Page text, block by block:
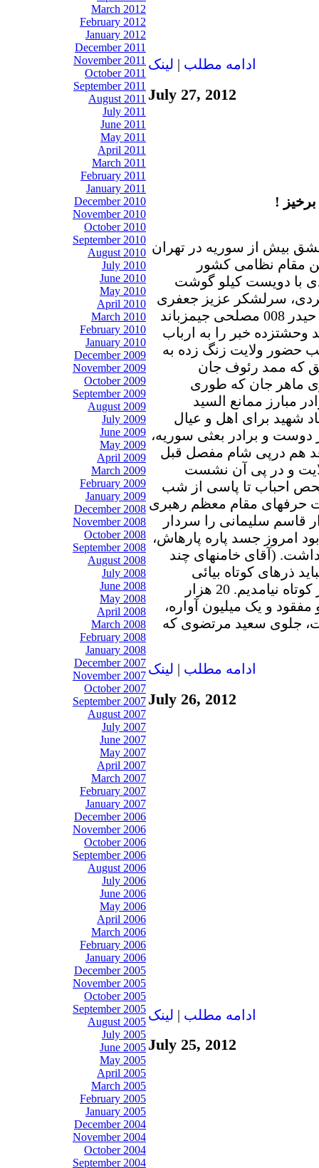
March 2012
February 2012
January 2012
December 2011
November 2011
October 2011
September 2011
August 2011
July 2011
June 2011
May 2011
April 2011
March 2011
February 2011
January 2011
December 2010
November 2010
October 2010
September 2010
August 2010
July 2010
June 2010
May 2010
April 2010
March 2010
February 2010
January 2010
December 2009
November 2009
October 2009
September 2009
August 2009
July 2009
June 2009
May 2009
April 2009
March 2009
February 2009
January 2009
December 2008
November 2008
October 2008
September 2008
August 2008
July 2008
June 2008
May 2008
April 2008
March 2008
February 2008
January 2008
December 2007
November 2007
October 2007
September 2007
August 2007
July 2007
June 2007
May 2007
April 2007
March 2007
February 2007
January 2007
December 2006
November 2006
October 2006
September 2006
August 2006
July 2006
June 2006
May 2006
April 2006
March 2006
February 2006
January 2006
December 2005
November 2005
October 2005
September 2005
August 2005
July 2005
June 2005
May 2005
April 2005
March 2005
February 2005
January 2005
December 2004
November 2004
October 2004
September 2004
ادامه مطلب | لينک
July 27, 2012
!
بیش از سوریه در تهران
مقام نظامی کشور
با دویست کیلو گوشت
سرلشکر عزیز جعفری
و دیگر عساکر جیش ولایت و البته حیدر 008 مصلحی جیمزباند
وحشتزده خبر را به ارباب
حضور ولایت زنگ زده به
که ممد رئوف جان
ماهر جان که طوری
مبارز ممانع السید
شهید برای اهل و عیال
و برادر بعثی سوریه،
هم درپی شام مفصل قبل
و در پی آن نشست
احباب تا پاسی از شب
حرفهای مقام معظم رهبری
قاسم سلیمانی را سردار
امروز جسد پاره پارهاش،
(آقای خامنهای چند
ذرهای کوتاه بیائی
همانطور که ما در جریان فتنه سبز کوتاه نیامدیم. 20 هزار
و یک میلیون آواره،
جلوی سعید مرتضوی که
ادامه مطلب | لينک
July 26, 2012
ادامه مطلب | لينک
July 25, 2012